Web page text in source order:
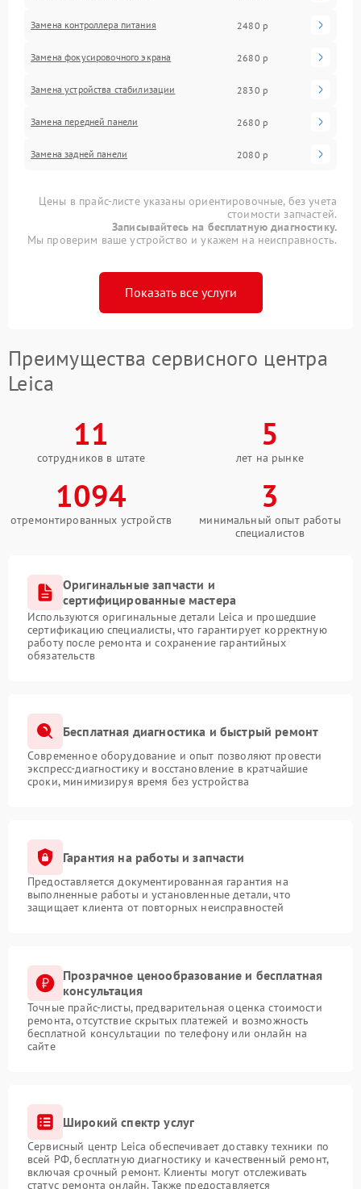
Замена контроллера питания 2480 р
Замена фокусировочного экрана 2680 р
Замена устройства стабилизации 2830 р
Замена передней панели 2680 р
Замена задней панели 2080 р
Цены в прайс-листе указаны ориентировочные, без учета
стоимости запчастей.
Записывайтесь на бесплатную диагностику.
Мы проверим ваше устройство и укажем на неисправность.
Показать все услуги
Преимущества сервисного центра
Leica
11
сотрудников в штате
5
лет на рынке
1094
отремонтированных устройств
3
минимальный опыт работы
специалистов
Оригинальные запчасти и
сертифицированные мастера
Используются оригинальные детали Leica и прошедшие
сертификацию специалисты, что гарантирует корректную
работу после ремонта и сохранение гарантийных
обязательств
Бесплатная диагностика и быстрый ремонт
Современное оборудование и опыт позволяют провести
экспресс-диагностику и восстановление в кратчайшие
сроки, минимизируя время без устройства
Гарантия на работы и запчасти
Предоставляется документированная гарантия на
выполненные работы и установленные детали, что
защищает клиента от повторных неисправностей
Прозрачное ценообразование и бесплатная
консультация
Точные прайс-листы, предварительная оценка стоимости
ремонта, отсутствие скрытых платежей и возможность
бесплатной консультации по телефону или онлайн на
сайте
Широкий спектр услуг
Сервисный центр Leica обеспечивает доставку техники по
всей РФ, бесплатную диагностику и качественный ремонт,
включая срочный ремонт. Клиенты могут отслеживать
статус ремонта онлайн. Также предоставляется